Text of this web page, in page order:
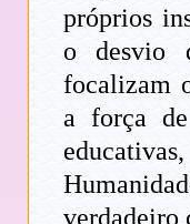
próprios
o desvio
focalizam
a força de
verdadeiro